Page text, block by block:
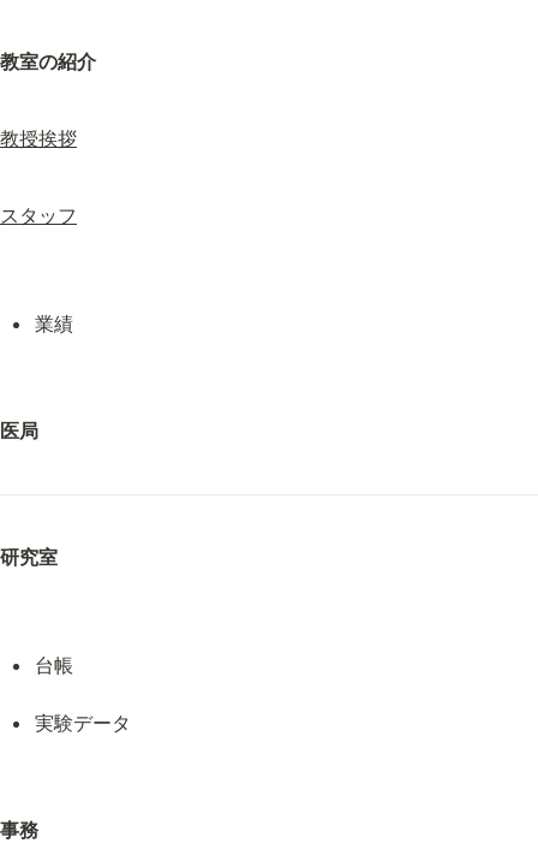
教室の紹介
教授挨拶
スタッフ
業績
医局
研究室
台帳
実験データ
事務